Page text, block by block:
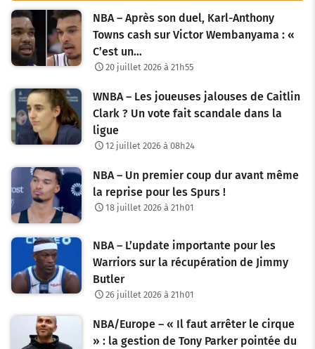
NBA – Après son duel, Karl-Anthony
Towns cash sur Victor Wembanyama : «
C’est un…
20 juillet 2026 à 21h55
WNBA – Les joueuses jalouses de Caitlin
Clark ? Un vote fait scandale dans la
ligue
12 juillet 2026 à 08h24
NBA – Un premier coup dur avant même
la reprise pour les Spurs !
18 juillet 2026 à 21h01
NBA – L’update importante pour les
Warriors sur la récupération de Jimmy
Butler
26 juillet 2026 à 21h01
NBA/Europe – « Il faut arrêter le cirque
» : la gestion de Tony Parker pointée du